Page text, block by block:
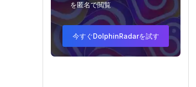
を匿名で閲覧
今すぐDolphinRadarを試す